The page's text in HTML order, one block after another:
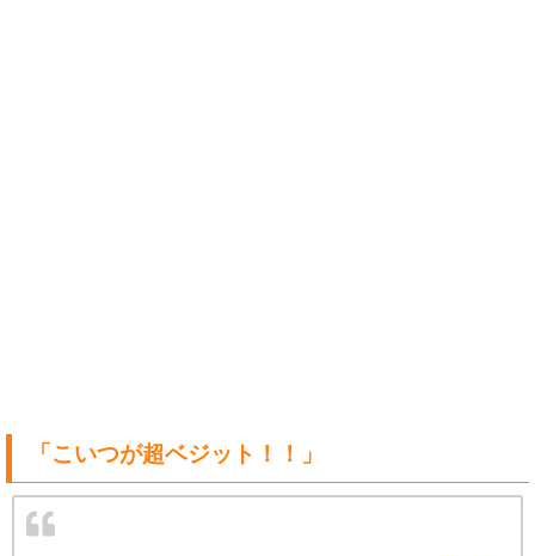
「こいつが超ベジット！！」